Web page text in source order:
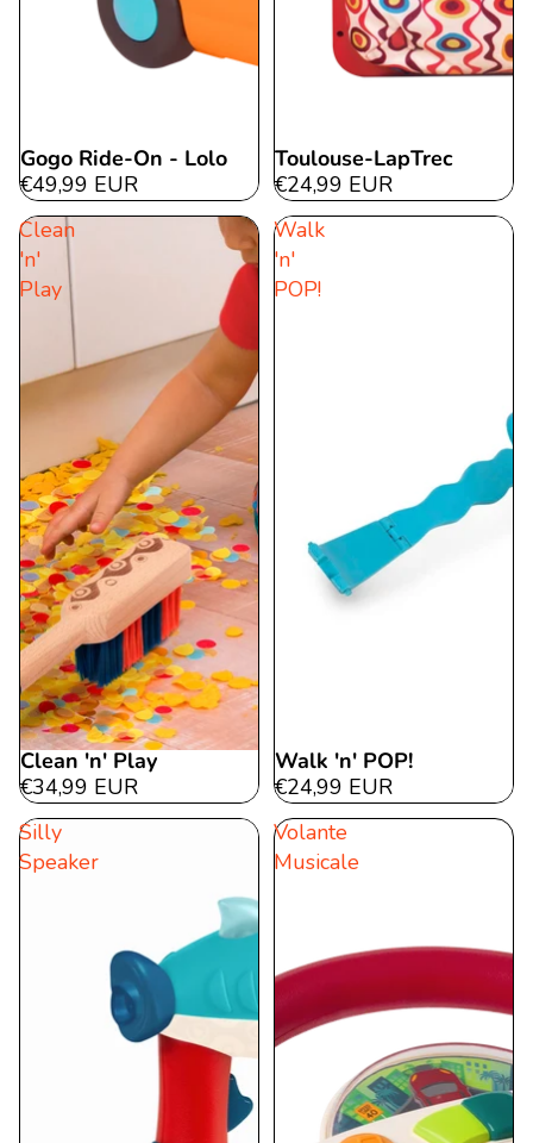
Gogo Ride-On - Lolo
€49,99 EUR
Toulouse-LapTrec
€24,99 EUR
Clean
'n'
Play
Clean 'n' Play
€34,99 EUR
Walk
'n'
POP!
Walk 'n' POP!
€24,99 EUR
Silly
Speaker
Volante
Musicale